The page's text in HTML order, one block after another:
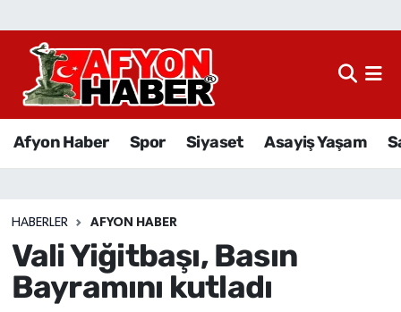
Afyon Haber Spor Siyaset Asayiş Yaşam
HABERLER AFYON HABER
Vali Yiğitbaşı, Basın
Bayramını kutladı
Afyon Haber
Sağlık
Eğitim